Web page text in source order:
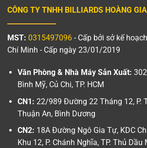
CÔNG TY TNHH BILLIARDS HOÀNG GIA
MST: 0315497096 - Cấp bởi sở kế
Chí Minh - Cấp ngày 23/01/2019
Văn Phòng & Nhà Máy Sản Xuất:
Bình Mỹ, Củ Chi, TP. HCM
CN1: 22/989 Đường 22 Tháng 12, P.
Thuận An, Bình Dương
CN2: 18A Đường Ngô Gia Tự, KDC
Khu 12, P. Chánh Nghĩa, TP. Thủ